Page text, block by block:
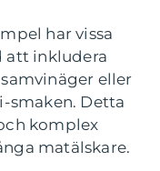
har vissa
att inkludera
eller
smaken. Detta
komplex
matälskare.